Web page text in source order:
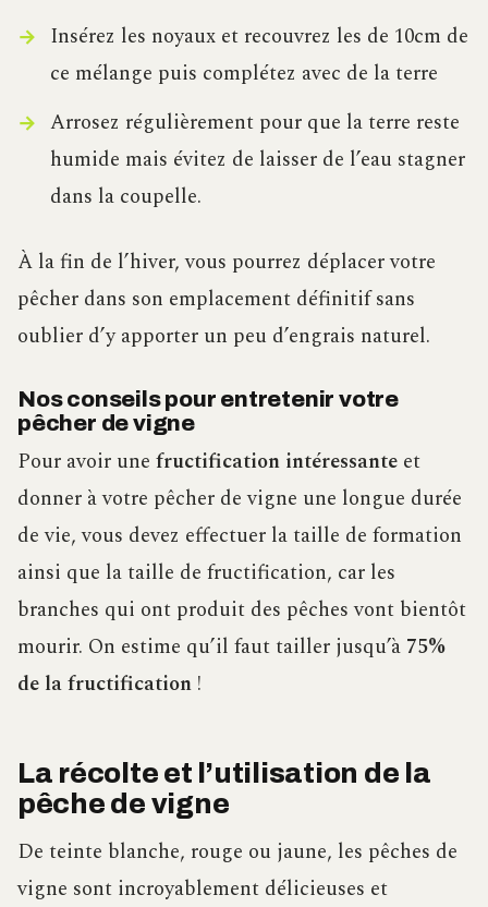
Insérez les noyaux et recouvrez les de 10cm de
ce mélange puis complétez avec de la terre
Arrosez régulièrement pour que la terre reste
humide mais évitez de laisser de l’eau stagner
dans la coupelle.
À la fin de l’hiver, vous pourrez déplacer votre
pêcher dans son emplacement définitif sans
oublier d’y apporter un peu d’engrais naturel.
Nos conseils pour entretenir votre
pêcher de vigne
Pour avoir une fructification intéressante et
donner à votre pêcher de vigne une longue durée
de vie, vous devez effectuer la taille de formation
ainsi que la taille de fructification, car les
branches qui ont produit des pêches vont bientôt
mourir. On estime qu’il faut tailler jusqu’à 75%
de la fructification !
La récolte et l’utilisation de la
pêche de vigne
De teinte blanche, rouge ou jaune, les pêches de
vigne sont incroyablement délicieuses et